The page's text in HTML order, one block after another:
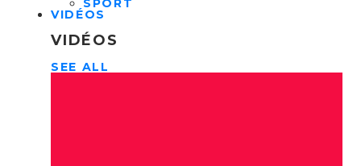
SPORT
VIDÉOS
VIDÉOS
SEE ALL